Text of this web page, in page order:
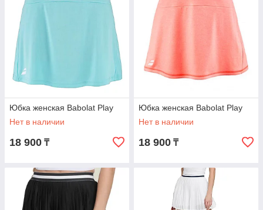
Юбка женская Babolat Play
Нет в наличии
18 900 ₸
Юбка женская Babolat Play
Нет в наличии
18 900 ₸